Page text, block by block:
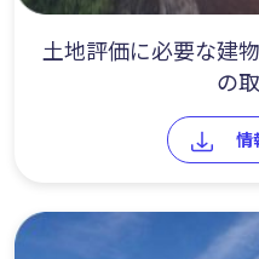
土地評価に必要な建
の
情